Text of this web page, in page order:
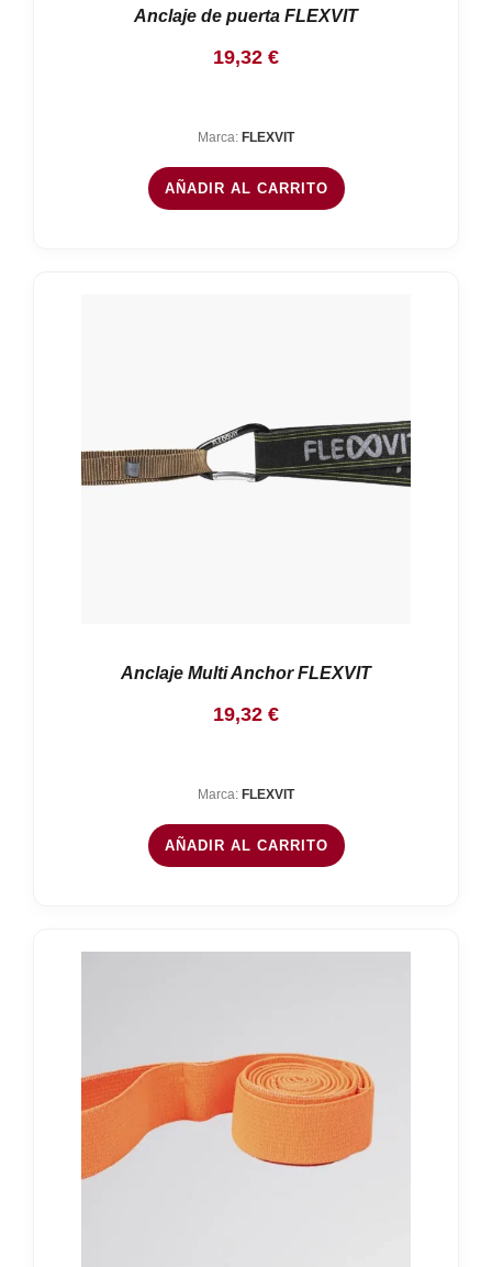
Anclaje de puerta FLEXVIT
19,32 €
Marca: FLEXVIT
AÑADIR AL CARRITO
Anclaje Multi Anchor FLEXVIT
19,32 €
Marca: FLEXVIT
AÑADIR AL CARRITO